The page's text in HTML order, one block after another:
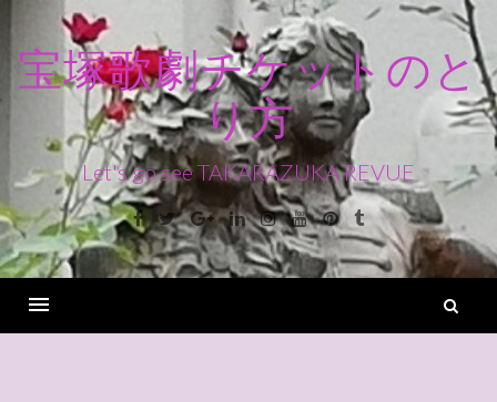
ン
ス
キ
ッ
宝塚歌劇チケットのと
り方
Let's go see TAKARAZUKA REVUE
Facebook
TwitterGoogle+LinkedinInstagram
YoutubePinterest
Tumblr